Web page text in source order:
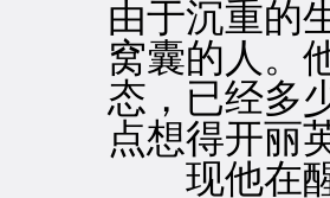
由于沉重的
窝囊的人。
态，已经多
点想得开丽
现他在醒